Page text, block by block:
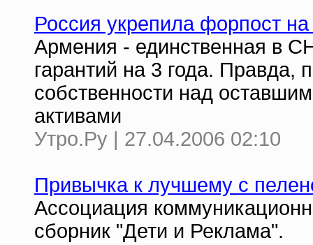
Россия укрепила форпост
Армения - единственная в
гарантий на 3 года. Правда,
собственности над
активами
Утро.Ру | 27.04.2006 02:10
Привычка к лучшему с
Ассоциация
сборник "Дети и Реклама".